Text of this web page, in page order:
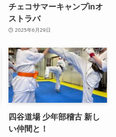
チェコサマーキャンプinオ
ストラバ
2025年6月29日
四谷道場 少年部稽古 新し
い仲間と！